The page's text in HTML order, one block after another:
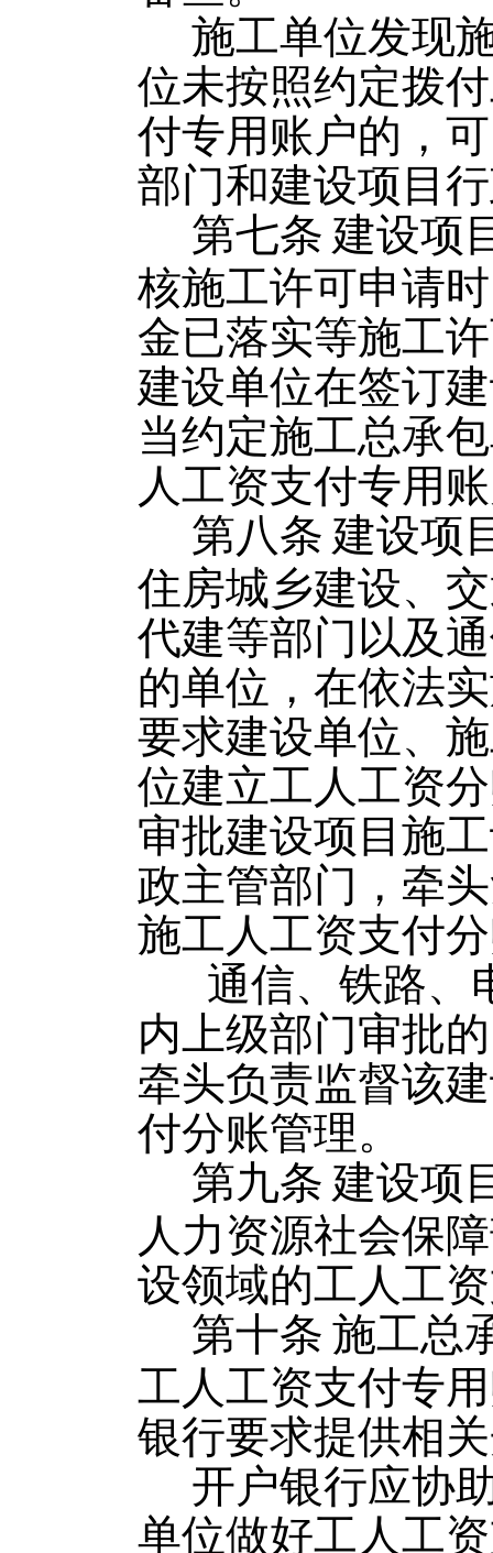
施工单位发现
位未按照约定拨
付专用账户的，
部门和建设项目
第七条 建设项
核施工许可申请
金已落实等施工
建设单位在签订
当约定施工总承
人工资支付专用
第八条 建设项
住房城乡建设、
代建等部门以及
的单位，在依法
要求建设单位、
位建立工人工资
审批建设项目施
政主管部门，牵
施工人工资支付
通信、铁路、
内上级部门审批
牵头负责监督该
付分账管理。
第九条 建设项
人力资源社会保
设领域的工人工
第十条 施工总
工人工资支付专
银行要求提供相
开户银行应协
单位做好工人工